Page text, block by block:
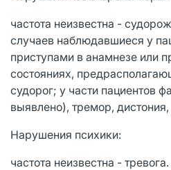
частота неизвестна -
случаев наблюдавшиеся у
приступами в анамнезе или
состояниях,
судорог; у части пациентов
выявлено), тремор,
Нарушения психики:
частота неизвестна - тревога.